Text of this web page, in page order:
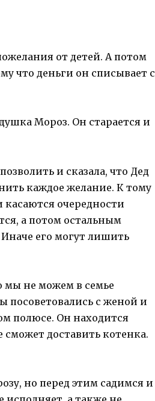
от детей. А потом
что деньги он списывает с
Мороз. Он старается и
и сказала, что Дед
каждое желание. К тому
касаются очередности
а потом остальным
его могут лишить
мы не можем в семье
посоветовались с женой и
полюсе. Он находится
сможет доставить котенка.
но перед этим садимся и